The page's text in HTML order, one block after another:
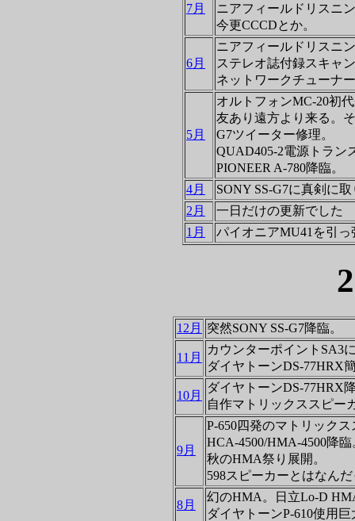
7月
ニアフィールドリスニ
今更CCCDとか。
6月
ニアフィールドリスニ
ステレオ誌付録スキャ
ネットワークチューナ
5月
オルトフォンMC-20初
友あり遠方より来る。
G7ツイーター修理。
QUAD405-2電源トラン
PIONEER A-780降臨。
4月
SONY SS-G7に真剣に
2月
一日だけの更新でした
1月
パイオニアMU41を引
12月 突然SONY SS-G7降臨。
11月
カウンターポイントSA3
ダイヤトーンDS-77HRX
10月
ダイヤトーンDS-77HRX
自作マトリックススピー
9月
P-650四発のマトリック
HCA-4500/HMA-4500降臨
秋のHMA祭り展開。
598スピーカーとはなん
8月
幻のHMA。日立Lo-D
ダイヤトーンP-610使用